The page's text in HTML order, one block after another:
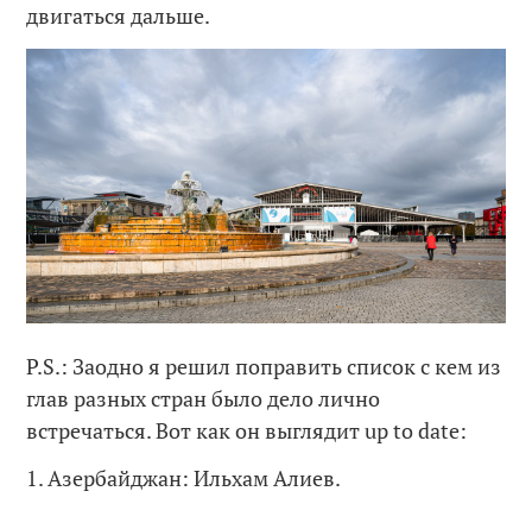
двигаться дальше.
P.S.: Заодно я решил поправить список с кем из
глав разных стран было дело лично
встречаться. Вот как он выглядит up to date:
1. Азербайджан: Ильхам Алиев.